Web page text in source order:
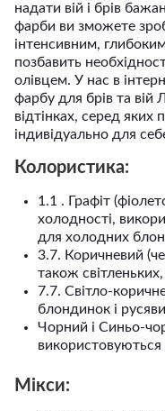
надати вій і брів
фарби ви зможете
інтенсивним,
позбавить
олівцем. У нас в
фарбу для брів та вій
відтінках, серед яких
індивідуально для
Колористика:
1.1 . Графіт
холодності,
для холодних
3.7. Коричневий
також
7.7. Світло-
блондинок і
Чорний і Синьо-
використовуються
Мікси: